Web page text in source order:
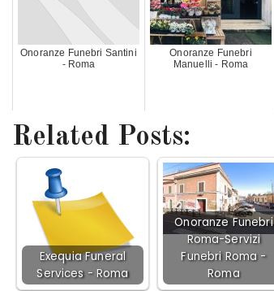
Onoranze Funebri Santini
- Roma
Onoranze Funebri
Manuelli - Roma
Related Posts:
Exequia Funeral
Services - Roma
Onoranze Funebri
Roma-Servizi
Funebri Roma -
Roma